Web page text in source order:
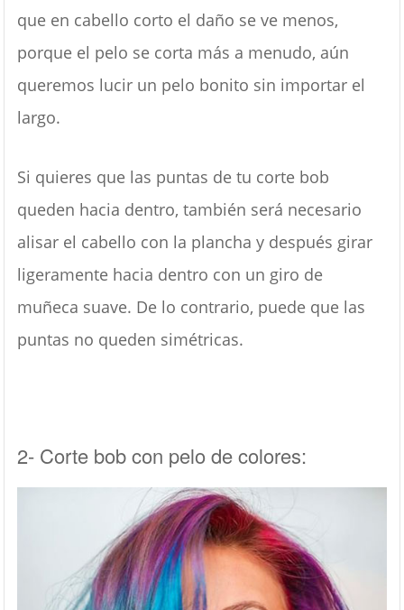
que en cabello corto el daño se ve menos,
porque el pelo se corta más a menudo, aún
queremos lucir un pelo bonito sin importar el
largo.
Si quieres que las puntas de tu corte bob
queden hacia dentro, también será necesario
alisar el cabello con la plancha y después girar
ligeramente hacia dentro con un giro de
muñeca suave. De lo contrario, puede que las
puntas no queden simétricas.
2- Corte bob con pelo de colores: